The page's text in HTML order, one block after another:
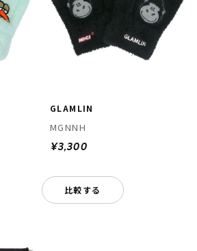
GLAMLIN
MGNNH
¥3,300
比較する